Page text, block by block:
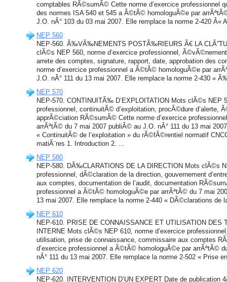
comptables RÃ©sumÃ© Cette norme d’exercice professionnel
des normes ISA 540 et 545 a Ã©tÃ© homologuÃ©e par
J.O. nÂ° 103 du 03 mai 2007. Elle remplace la norme 2-420 Â«
NEP 560
NEP-560. Ã‰VÃ‰NEMENTS POSTÃ‰RIEURS Ã€ LA
clÃ©s NEP 560, norme d’exercice professionnel,
arrete des comptes, signature, rapport, date, approbation des
norme d’exercice professionnel a Ã©tÃ© homologuÃ©e par
J.O. nÂ° 111 du 13 mai 2007. Elle remplace la norme 2-430 «
NEP 570
NEP-570. CONTINUITÃ‰ D’EXPLOITATION Mots clÃ©s NEP
professionnel, continuitÃ© d’exploitation, procÃ©dure d’alerte,
apprÃ©ciation RÃ©sumÃ© Cette norme d’exercice
arrÃªtÃ© du 7 mai 2007 publiÃ© au J.O. nÂ° 111 du 13 mai
« ContinuitÃ© de l’exploitation » du rÃ©fÃ©rentiel normatif
matiÃ¨res 1. Introduction 2. ...
NEP 580
NEP-580. DÃ‰CLARATIONS DE LA DIRECTION Mots clÃ©s
professionnel, dÃ©claration de la direction, gouvernement
aux comptes, documentation de l’audit, documentation
professionnel a Ã©tÃ© homologuÃ©e par arrÃªtÃ© du 7 mai
13 mai 2007. Elle remplace la norme 2-440 « DÃ©clarations de
NEP 610
NEP-610. PRISE DE CONNAISSANCE ET UTILISATION DES
INTERNE Mots clÃ©s NEP 610, norme d’exercice
utilisation, prise de connaissance, commissaire aux comptes
d’exercice professionnel a Ã©tÃ© homologuÃ©e par arrÃªtÃ©
nÂ° 111 du 13 mai 2007. Elle remplace la norme 2-502 « Prise
NEP 620
NEP-620. INTERVENTION D’UN EXPERT Date de publication